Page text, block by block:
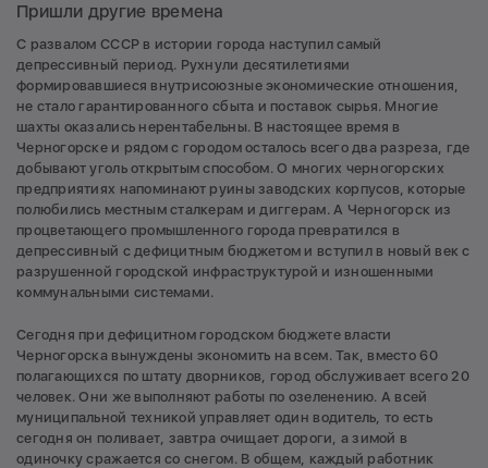
Пришли другие времена
С развалом СССР в истории города наступил самый
депрессивный период. Рухнули десятилетиями
формировавшиеся внутрисоюзные экономические отношения,
не стало гарантированного сбыта и поставок сырья. Многие
шахты оказались нерентабельны. В настоящее время в
Черногорске и рядом с городом осталось всего два разреза, где
добывают уголь открытым способом. О многих черногорских
предприятиях напоминают руины заводских корпусов, которые
полюбились местным сталкерам и диггерам. А Черногорск из
процветающего промышленного города превратился в
депрессивный с дефицитным бюджетом и вступил в новый век с
разрушенной городской инфраструктурой и изношенными
коммунальными системами.
Сегодня при дефицитном городском бюджете власти
Черногорска вынуждены экономить на всем. Так, вместо 60
полагающихся по штату дворников, город обслуживает всего 20
человек. Они же выполняют работы по озеленению. А всей
муниципальной техникой управляет один водитель, то есть
сегодня он поливает, завтра очищает дороги, а зимой в
одиночку сражается со снегом. В общем, каждый работник